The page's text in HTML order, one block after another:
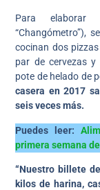
Para elaborar
“Changómetro”),
cocinan dos
par de cervezas
pote de helado de
casera en 2017
seis veces más.
Puedes leer:
primera semana
“Nuestro billete
kilos de harina,